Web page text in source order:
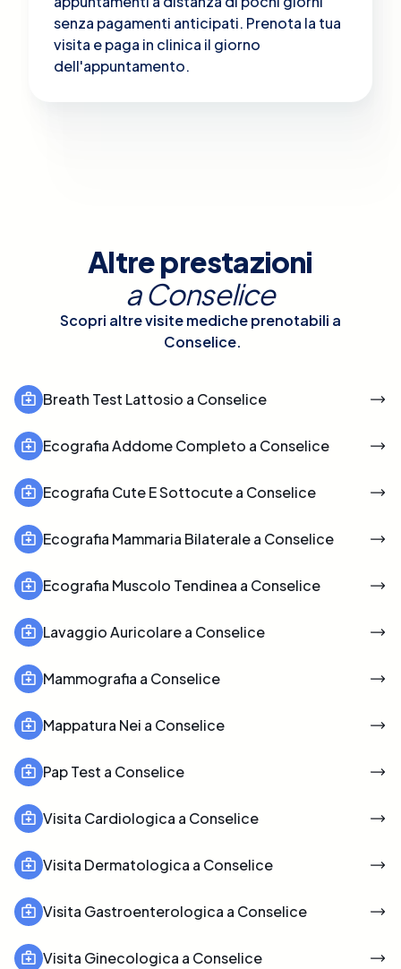
senza pagamenti anticipati. Prenota la tua
visita e paga in clinica il giorno
dell'appuntamento.
Altre prestazioni
aConselice
Scopri altre visite mediche prenotabili a
Conselice.
Breath Test Lattosio a Conselice
Ecografia Addome Completo a Conselice
Ecografia Cute E Sottocute a Conselice
Ecografia Mammaria Bilaterale a Conselice
Ecografia Muscolo Tendinea a Conselice
Lavaggio Auricolare a Conselice
Mammografia a Conselice
Mappatura Nei a Conselice
Pap Test a Conselice
Visita Cardiologica a Conselice
Visita Dermatologica a Conselice
Visita Gastroenterologica a Conselice
Visita Ginecologica a Conselice